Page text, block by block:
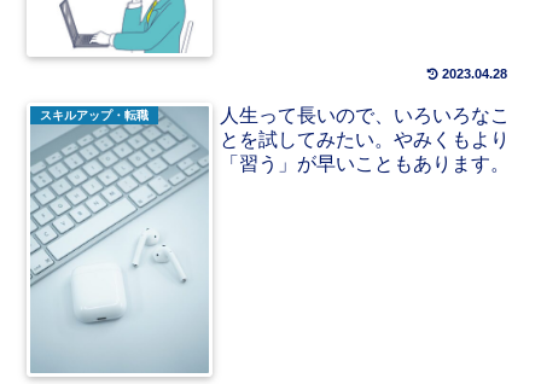
2023.04.28
スキルアップ・転職
人生って長いので、いろいろなこ
とを試してみたい。やみくもより
「習う」が早いこともあります。